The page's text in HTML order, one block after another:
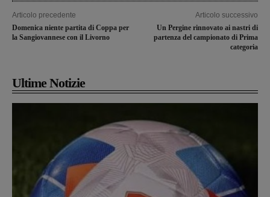
Articolo precedente
Domenica niente partita di Coppa per
la Sangiovannese con il Livorno
Articolo successivo
Un Pergine rinnovato ai nastri di
partenza del campionato di Prima
categoria
Ultime Notizie